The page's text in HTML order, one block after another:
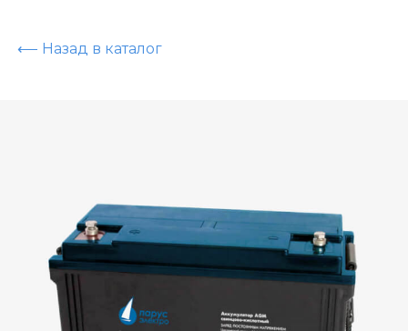
⟵ Назад в каталог